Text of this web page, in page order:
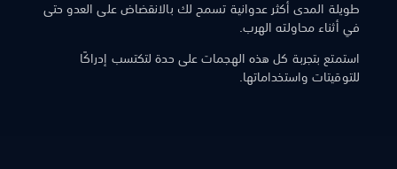
طويلة المدى أكثر عدوانية تسمح لك بالانقضاض على العدو حتى
في أثناء محاولته الهرب.
استمتع بتجربة كل هذه الهجمات على حدة لتكتسب إدراكًا
للتوقيتات واستخداماتها.